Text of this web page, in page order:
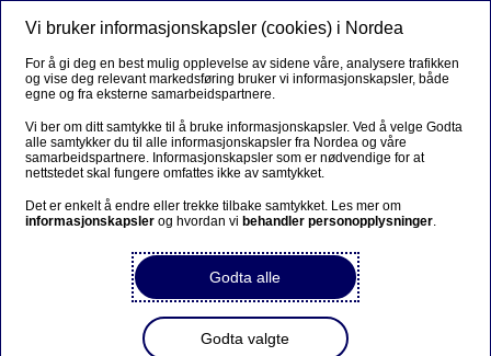
Kombinasjonsfond
Kombinasjonsfond er skreddersydde fond som gir deg
mulighet til å kombinere investeringer i aksjer med
investeringer i rentebærende papirer som obligasjoner.
Det gir deg mulighet for god avkastning uten
nødvendigvis å ta så høy risiko.
Kjøp fond - logg inn
Vi bruker informasjonskapsler (cookies) i Nordea
For å gi deg en best mulig opplevelse av sidene våre, analysere trafikken
og vise deg relevant markedsføring bruker vi informasjonskapsler, både
egne og fra eksterne samarbeidspartnere.
Vi ber om ditt samtykke til å bruke informasjonskapsler. Ved å velge Godta
alle samtykker du til alle informasjonskapsler fra Nordea og våre
samarbeidspartnere. Informasjonskapsler som er nødvendige for at
nettstedet skal fungere omfattes ikke av samtykket.
Det er enkelt å endre eller trekke tilbake samtykket. Les mer om
informasjonskapsler og hvordan vi behandler personopplysninger.
Godta alle
Godta valgte